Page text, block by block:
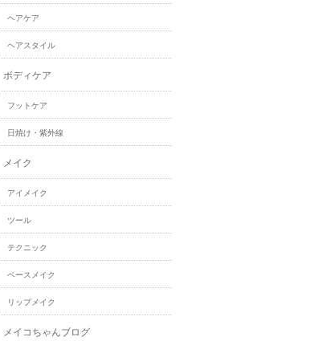
ヘアケア
ヘアスタイル
ボディケア
フットケア
日焼け・紫外線
メイク
アイメイク
ツール
テクニック
ベースメイク
リップメイク
メイコちゃんブログ